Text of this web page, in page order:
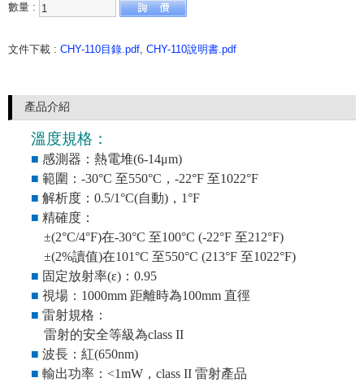
數量 :
文件下載 : CHY-110目錄.pdf, CHY-110說明書.pdf
產品介紹
溫度規格：
■感測器：熱電堆(6-14μm)
■範圍：-30°C至550°C ，-22°F至1022°F
■解析度：0.5/1°C(自動) ， 1°F
■精確度：
±(2°C/4°F)在-30°C至100°C (-22°F至212°F)
±(2%讀值)在101°C至550°C (213°F至1022°F)
■ 固定放射率(ε) ：0.95
■視場： 1000mm 距離時為100mm直徑
■雷射規格：
雷射的安全等級為class II
■波長：紅(650nm)
■輸出功率： <1mW ，class II雷射產品